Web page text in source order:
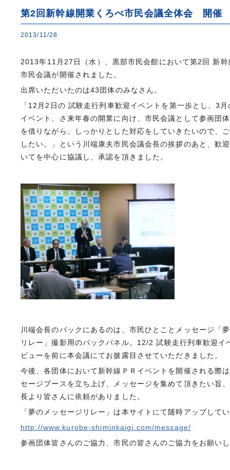
第2回新幹線開業くろべ市民会議全体会 開催
2013/11/28
2013年11月27日（水）、黒部市民会館において第2回 新
市民会議が開催されました。
出席いただいたのは43団体のみなさん。
「12月2日の 試験走行列車歓迎イベントを第一歩とし、3
イベント、さ来年春の開業に向け、市民会議として参画団
を借りながら、しっかりとした対応をしていきたいので、
したい。」という川端康夫市民会議会長の挨拶のあと、歓
いてを中心に協議し、承認を頂きました。
川端会長のバックにあるのは、市民ひとことメッセージ「
リレー」撮影用のバックパネル。12/2 試験走行列車歓迎イ
ビューを前に本会議にてお披露目させていただきました。
今後、各団体において新幹線ＰＲイベントを開催される際
セージブースを立ち上げ、メッセージを集めて頂きたい旨
長より皆さんに依頼がありました。
「夢のメッセージリレー」は本サイトにて随時アップして
http://www.kurobe-shiminkaigi.com/message/
参画団体皆さんのご協力、市民の皆さんのご協力をお願い